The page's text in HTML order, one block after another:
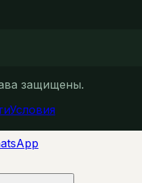
защищены.
Условия